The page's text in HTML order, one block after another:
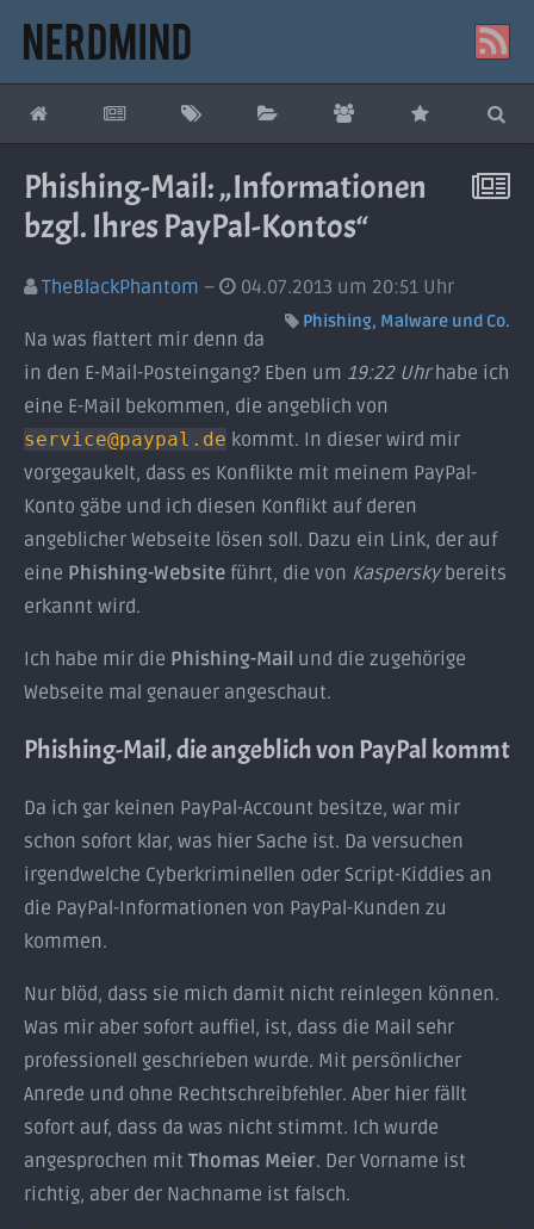
Phishing-Mail: „Informationen
bzgl. Ihres PayPal-Kontos“
TheBlackPhantom 04.07.2013 um 20:51 Uhr
Phishing, Malware und Co.
Na was flattert mir denn da
in den E-Mail-Posteingang? Eben um 19:22 Uhrhabe ich
eine E-Mail bekommen, die angeblich von
service@paypal.de kommt. In dieser wird mir
vorgegaukelt, dass es Konflikte mit meinem PayPal-
Konto gäbe und ich diesen Konflikt auf deren
angeblicher Webseite lösen soll. Dazu ein Link, der auf
eine Phishing-Website führt, die von Kasperskybereits
erkannt wird.
Ich habe mir die Phishing-Mail und die zugehörige
Webseite mal genauer angeschaut.
Phishing-Mail, die angeblich von PayPal kommt
Da ich gar keinen PayPal-Account besitze, war mir
schon sofort klar, was hier Sache ist. Da versuchen
irgendwelche Cyberkriminellen oder Script-Kiddies an
die PayPal-Informationen von PayPal-Kunden zu
kommen.
Nur blöd, dass sie mich damit nicht reinlegen können.
Was mir aber sofort auffiel, ist, dass die Mail sehr
professionell geschrieben wurde. Mit persönlicher
Anrede und ohne Rechtschreibfehler. Aber hier fällt
sofort auf, dass da was nicht stimmt. Ich wurde
angesprochen mit Thomas Meier. Der Vorname ist
richtig, aber der Nachname ist falsch.